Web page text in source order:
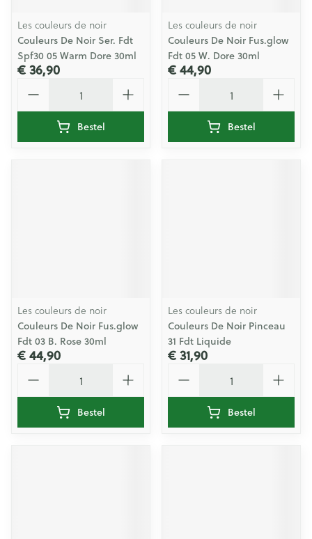
Les couleurs de noir
Couleurs De Noir Ser. Fdt
Spf30 05 Warm Dore 30ml
€ 36,90
Bestel
Les couleurs de noir
Couleurs De Noir Fus.glow
Fdt 05 W. Dore 30ml
€ 44,90
Bestel
Les couleurs de noir
Couleurs De Noir Fus.glow
Fdt 03 B. Rose 30ml
€ 44,90
Bestel
Les couleurs de noir
Couleurs De Noir Pinceau
31 Fdt Liquide
€ 31,90
Bestel